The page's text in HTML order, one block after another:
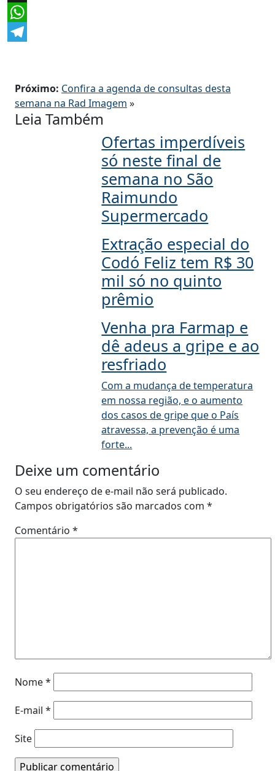
X
WhatsApp
Próximo: Confira a agenda de consultas desta
semana na Rad Imagem »
Leia Também
Ofertas imperdíveis
só neste final de
semana no São
Raimundo
Supermercado
Extração especial do
Codó Feliz tem R$ 30
mil só no quinto
prêmio
Venha pra Farmap e
dê adeus a gripe e ao
resfriado
Com a mudança de temperatura
em nossa região, e o aumento
dos casos de gripe que o País
atravessa, a prevenção é uma
forte...
Deixe um comentário
O seu endereço de e-mail não será publicado.
Campos obrigatórios são marcados com *
Comentário *
Nome*
E-mail *
Site